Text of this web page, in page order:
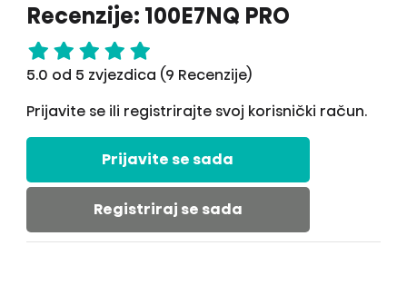
Recenzije: 100E7NQ PRO
5.0 od 5 zvjezdica (9 Recenzije)
Prijavite se ili registrirajte svoj korisnički račun.
Prijavite se sada
Registriraj se sada